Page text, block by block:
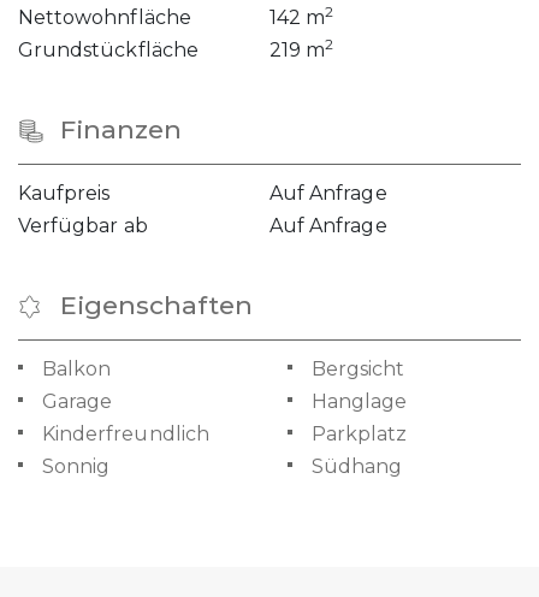
Nettowohnfläche 142 m2
Grundstückfläche 219 m2
Finanzen
Kaufpreis
Auf Anfrage
Verfügbar ab
Auf Anfrage
Eigenschaften
Balkon
Bergsicht
Garage
Hanglage
Kinderfreundlich
Parkplatz
Sonnig
Südhang